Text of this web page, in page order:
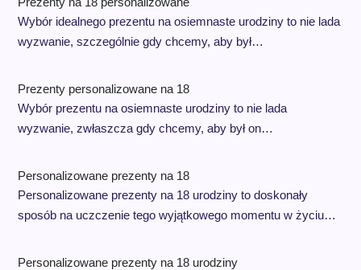
Wybór idealnego prezentu na osiemnaste urodziny to nie lada
wyzwanie, szczególnie gdy chcemy, aby był…
Prezenty personalizowane na 18
Wybór prezentu na osiemnaste urodziny to nie lada
wyzwanie, zwłaszcza gdy chcemy, aby był on…
Personalizowane prezenty na 18
Personalizowane prezenty na 18 urodziny to doskonały
sposób na uczczenie tego wyjątkowego momentu w życiu…
Personalizowane prezenty na 18 urodziny